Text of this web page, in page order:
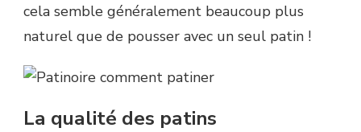
cela semble généralement beaucoup plus
naturel que de pousser avec un seul patin !
La qualité des patins